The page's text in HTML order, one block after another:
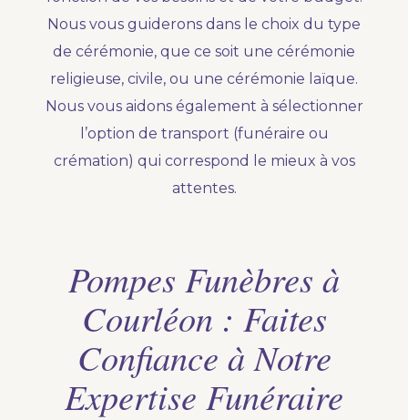
Nous vous guiderons dans le choix du type
de cérémonie, que ce soit une cérémonie
religieuse, civile, ou une cérémonie laïque.
Nous vous aidons également à sélectionner
l’option de transport (funéraire ou
crémation) qui correspond le mieux à vos
attentes.
Pompes Funèbres à
Courléon : Faites
Confiance à Notre
Expertise Funéraire